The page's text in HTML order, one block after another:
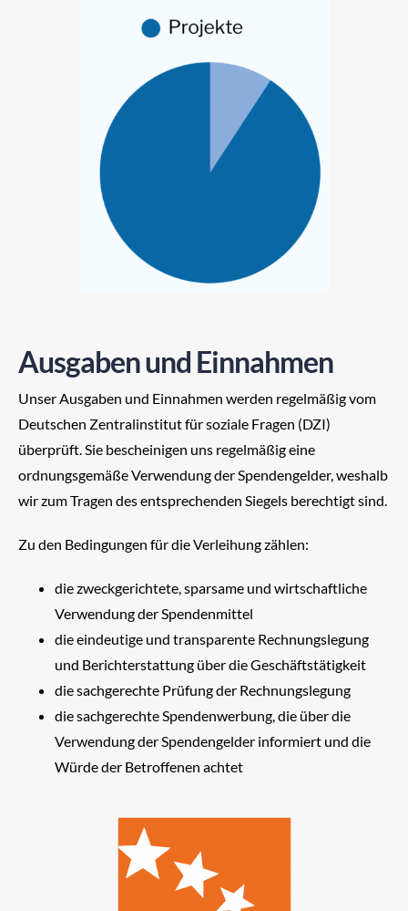
Ausgaben und Einnahmen
Unser Ausgaben und Einnahmen werden regelmäßig vom
Deutschen Zentralinstitut für soziale Fragen (DZI)
überprüft. Sie bescheinigen uns regelmäßig eine
ordnungsgemäße Verwendung der Spendengelder, weshalb
wir zum Tragen des entsprechenden Siegels berechtigt sind.
Zu den Bedingungen für die Verleihung zählen:
die zweckgerichtete, sparsame und wirtschaftliche
Verwendung der Spendenmittel
die eindeutige und transparente Rechnungslegung
und Berichterstattung über die Geschäftstätigkeit
die sachgerechte Prüfung der Rechnungslegung
die sachgerechte Spendenwerbung, die über die
Verwendung der Spendengelder informiert und die
Würde der Betroffenen achtet